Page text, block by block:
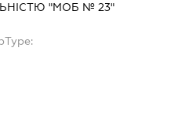
"МОБ № 23"